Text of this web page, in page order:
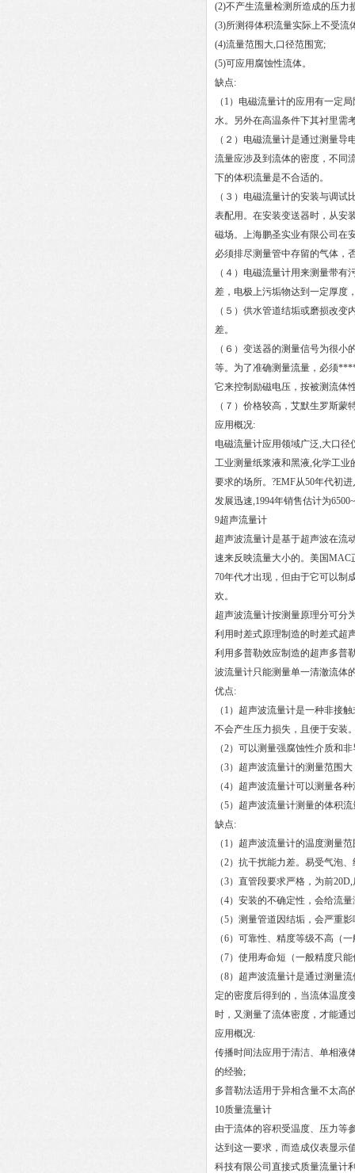
(2)不产生流量检测所造成的压力
(3)所测得体积流量实际上不受流
(4)流量范围大,口径范围宽;
(5)可应用腐蚀性流体。
缺点:
（1）电磁流量计的应用有一定
水。另外在高温条件下其衬里需
（２）电磁流量计是通过测量
流量应涉及到流体的密度，不同
下的体积流量是不合适的。
（３）电磁流量计的安装与调
表配用。在安装变送器时，从安
磁场。上海鹏圣实业有限公司在
必须排尽测量管中存留的气体，
（４）电磁流量计用来测量带
差，电极上污垢物达到一定厚度
（５）供水管道结垢或磨损改
差。
（６）变送器的测量信号为很
等。为了准确测量流量，必须
它来控制励磁电压，按被测流体
（７）价格较高，艾默生罗斯蒙
应用概况:
电磁流量计应用领域广泛,大口
工业测量纸浆液和黑液,化学工
要求的场所。?EMF从50年代初
发展迅速,1994年销售估计为
9超声流量计
超声波流量计是基于超声波在流
速来反映流量大小的。美国
70年代才出现，但由于它可以制
欢。
超声波流量计按测量原理分可分
利用时差式原理制造的时差式超
利用多普勒效应制造的超声多普
波流量计只能测量单一清澈流体
优点:
（1）超声波流量计是一种非接
不会产生压力损失，且便于安装
（2）可以测量强腐蚀性介质和
（3）超声波流量计的测量范围
（4）超声波流量计可以测量各
（5）超声波流量计测量的体积
缺点:
（1）超声波流量计的温度测量
（2）抗干扰能力差。易受气泡
（3）直管段要求严格，为前
（4）安装的不确定性，会给流
（5）测量管道因结垢，会严重
（6）可靠性、精度等级不高（
（7）使用寿命短（一般精度只
（8）超声波流量计是通过测量
定的密度后得到的，当流体温度
时，又测量了流体密度，才能通
应用概况:
传播时间法应用于清洁、单相液
的经验;
多普勒法适用于异相含量不太高
10质量流量计
由于流体的容积受温度、压力等
达到这一要求，而造成仪表显示
科技有限公司直接式质量流量计